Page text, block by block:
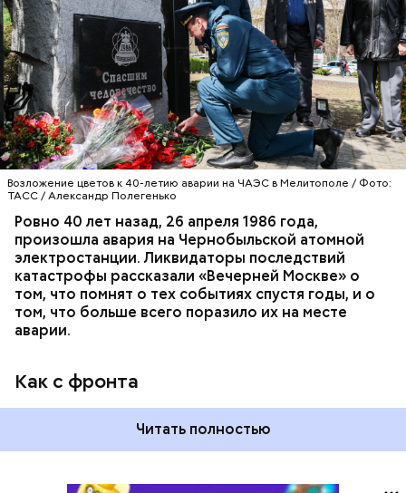
Возложение цветов к 40-летию аварии на ЧАЭС в Мелитополе / Фото:
ТАСС / Александр Полегенько
Ровно 40 лет назад, 26 апреля 1986 года,
произошла авария на Чернобыльской атомной
электростанции. Ликвидаторы последствий
катастрофы рассказали «Вечерней Москве» о
том, что помнят о тех событиях спустя годы, и о
том, что больше всего поразило их на месте
аварии.
Как с фронта
Специалист гражданской обороны Московского
авиацентра Владимир Макеев в 1986 году служил в
Киеве в отдельном механизированном полку
гражданской обороны. На тот момент, когда
произошла авария на Чернобыльской атомной
станции, ему было 26 лет.
Читать полностью
АВАРИИ ЧЕРНОБЫЛЬ ИСТОРИЯ